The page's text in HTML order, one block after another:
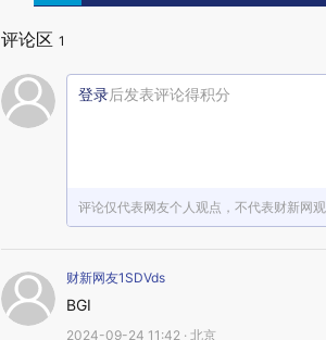
评论区 1
登录后发表评论得积分
评论仅代表网友个人观点，不代表财新网
财新网友1SDVds
BGI
2024-09-24 11:42 · 北京